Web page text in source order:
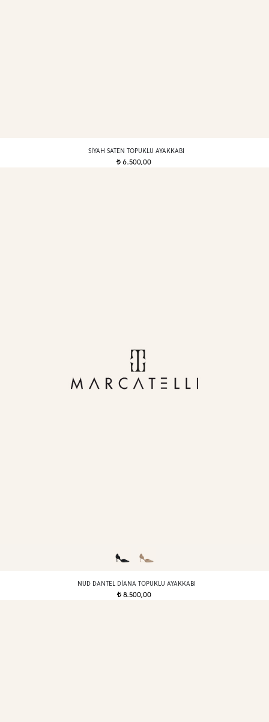
SIYAH SATEN TOPUKLU AYAKKABI
t 6.500,00
NUD DANTEL DIANA TOPUKLU AYAKKABI
t8.500,00